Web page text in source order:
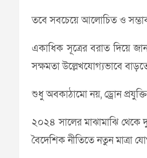
তবে সবচেয়ে আলোচিত ও
একাধিক সূত্রের বরাত দিয়ে
সক্ষমতা উল্লেখযোগ্যভাবে
শুধু অবকাঠামো নয়, ড্রোন
২০২৪ সালের মাঝামাঝি থেকে
বৈদেশিক নীতিতে নতুন মাত্রা